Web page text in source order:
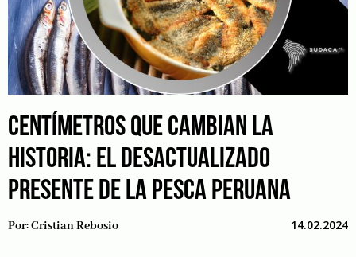
CENTÍMETROS QUE CAMBIAN LA
HISTORIA: EL DESACTUALIZADO
PRESENTE DE LA PESCA PERUANA
Por:Cristian Rebosio 14.02.2024